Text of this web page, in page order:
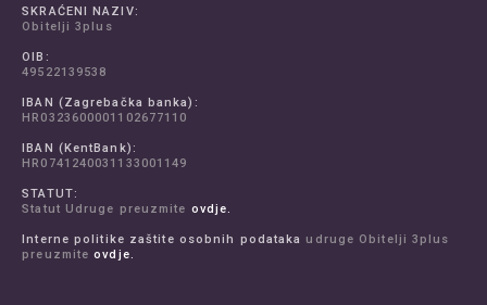
SKRAĆENI NAZIV:
Obitelji 3plus
OIB:
49522139538
IBAN (Zagrebačka banka):
HR0323600001102677110
IBAN (KentBank):
HR0741240031133001149
STATUT:
Statut Udruge preuzmite ovdje.
Interne politike zaštite osobnih podataka udruge Obitelji 3plus
preuzmiteovdje.